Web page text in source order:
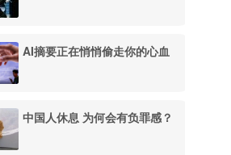
AI摘要正在悄悄偷走你的心血
中国人休息 为何会有负罪感？